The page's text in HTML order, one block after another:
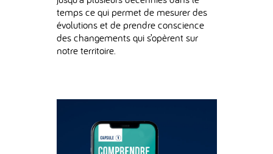
temps ce qui permet de mesurer des
évolutions et de prendre conscience
des changements qui s’opèrent sur
notre territoire.